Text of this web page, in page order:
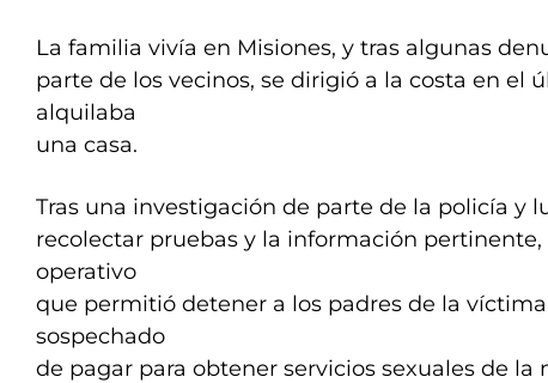
La familia vivía en Misiones, y tras algunas
parte de los vecinos, se dirigió a la costa en el
alquilaba
una casa.
Tras una investigación de parte de la policía y
recolectar pruebas y la información pertinente,
operativo
que permitió detener a los padres de la
sospechado
de pagar para obtener servicios sexuales de la